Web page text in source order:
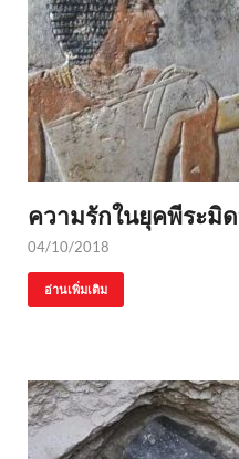
ความรักในยุคพีระมิ
04/10/2018
อ่านเพิ่มเติม